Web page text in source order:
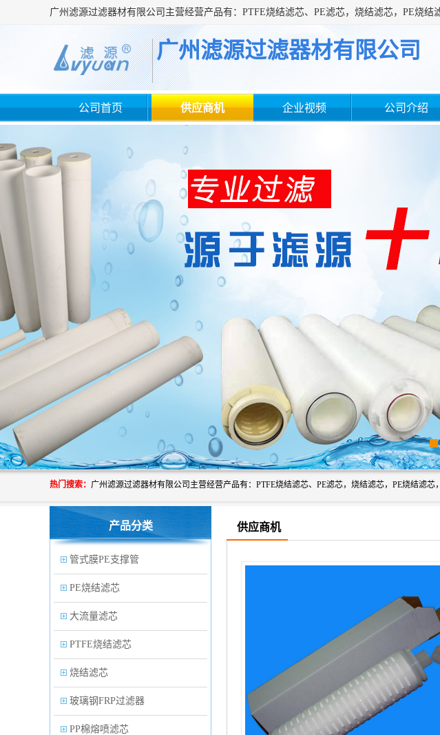
广州滤源过滤器材有限公司
公司首页 供应商机 企业视频 公司介绍
热门搜索：
产品分类
管式膜PE支撑管
PE烧结滤芯
大流量滤芯
PTFE烧结滤芯
烧结滤芯
玻璃钢FRP过滤器
PP棉熔喷滤芯
供应商机